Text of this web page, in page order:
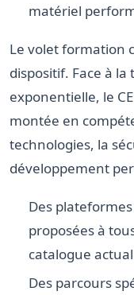
matériel
Le volet formation
dispositif. Face à
exponentielle, le
montée en
technologies, la
développement
Des
proposées à
catalogue
Des parcours